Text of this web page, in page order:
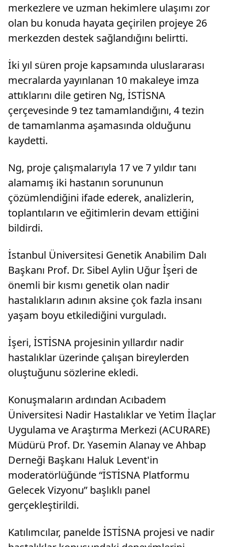
merkezlere ve uzman hekimlere ulaşımı zor
olan bu konuda hayata geçirilen projeye 26
merkezden destek sağlandığını belirtti.
İki yıl süren proje kapsamında uluslararası
mecralarda yayınlanan 10 makaleye imza
attıklarını dile getiren Ng, İSTİSNA
çerçevesinde 9 tez tamamlandığını, 4 tezin
de tamamlanma aşamasında olduğunu
kaydetti.
Ng, proje çalışmalarıyla 17 ve 7 yıldır tanı
alamamış iki hastanın sorununun
çözümlendiğini ifade ederek, analizlerin,
toplantıların ve eğitimlerin devam ettiğini
bildirdi.
İstanbul Üniversitesi Genetik Anabilim Dalı
Başkanı Prof. Dr. Sibel Aylin Uğur İşeri de
önemli bir kısmı genetik olan nadir
hastalıkların adının aksine çok fazla insanı
yaşam boyu etkilediğini vurguladı.
İşeri, İSTİSNA projesinin yıllardır nadir
hastalıklar üzerinde çalışan bireylerden
oluştuğunu sözlerine ekledi.
Konuşmaların ardından Acıbadem
Üniversitesi Nadir Hastalıklar ve Yetim İlaçlar
Uygulama ve Araştırma Merkezi (ACURARE)
Müdürü Prof. Dr. Yasemin Alanay ve Ahbap
Derneği Başkanı Haluk Levent'in
moderatörlüğünde “İSTİSNA Platformu
Gelecek Vizyonu” başlıklı panel
gerçekleştirildi.
Katılımcılar, panelde İSTİSNA projesi ve nadir